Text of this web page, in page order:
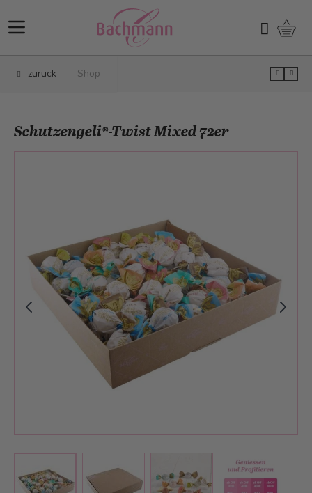
Suchen
zurück Shop
Schutzengeli®-Twist Mixed 72er
View larger imageView larger